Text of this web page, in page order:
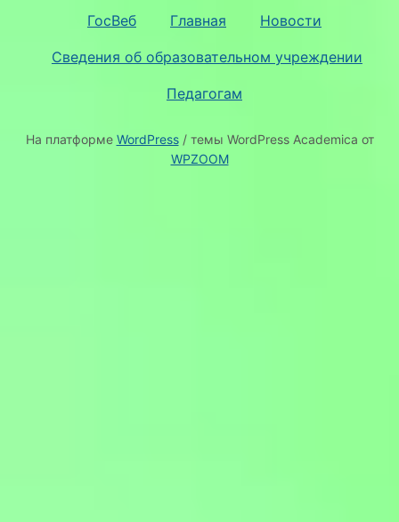
ГосВеб Главная Новости
Сведения об образовательном учреждении
Педагогам
На платформе WordPress/ темы WordPress Academica от
WPZOOM